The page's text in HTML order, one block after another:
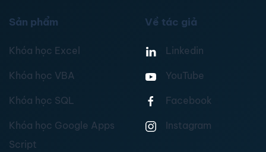
Sản phẩm
Khóa học Excel
Khóa học VBA
Khóa học SQL
Khóa học Google Apps
Script
Về tác giả
Linkedin
YouTube
Facebook
Instagram